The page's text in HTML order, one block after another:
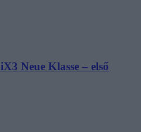
Neue Klasse – első